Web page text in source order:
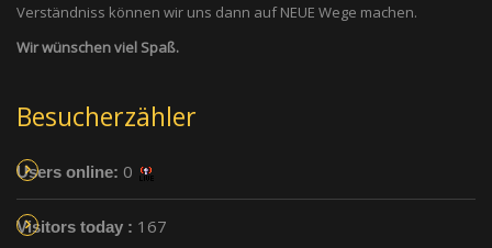
Verständniss können wir uns dann auf NEUE Wege machen.
Wir wünschen viel Spaß.
Besucherzähler
Users online: 0
Visitors today : 167